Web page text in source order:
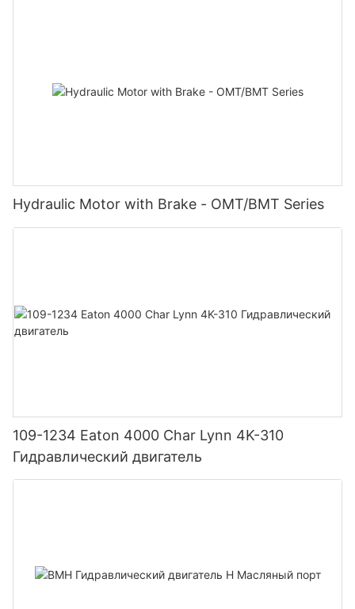
Hydraulic Motor with Brake - OMT/BMT Series
109-1234 Eaton 4000 Char Lynn 4K-310
Гидравлический двигатель